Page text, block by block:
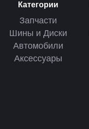
Категории
Запчасти
Шины и Диски
Автомобили
Аксессуары